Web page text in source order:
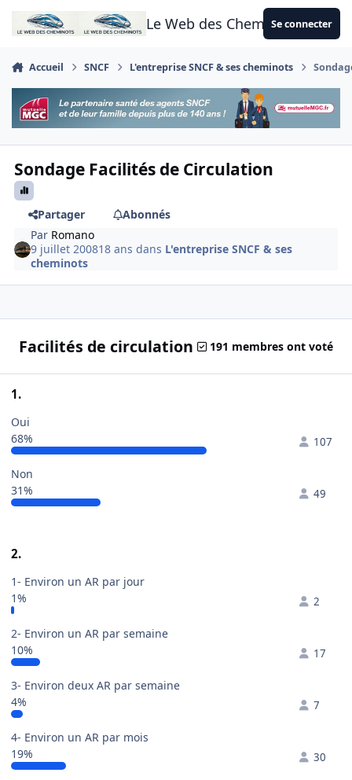
Aller au contenu
Le Web des CheminotsSe connecter
Accueil SNCF L'entreprise SNCF & ses cheminots
Sondage Facilités de Circulation
Partager
Abonnés
Par Romano
9 juillet 200818 ans dans L'entreprise SNCF & ses
cheminots
Facilités de circulation 191 membres ont voté
1.
Oui
68%
107
Non
31%
49
2.
1- Environ un AR par jour
1%
2
2- Environ un AR par semaine
10%
17
3- Environ deux AR par semaine
4%
7
4- Environ un AR par mois
19%
30